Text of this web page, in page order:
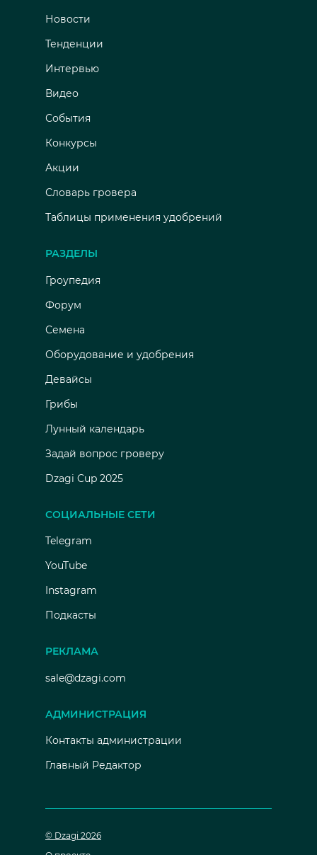
Новости
Тенденции
Интервью
Видео
События
Конкурсы
Акции
Словарь гровера
Таблицы применения удобрений
РАЗДЕЛЫ
Гроупедия
Форум
Семена
Оборудование и удобрения
Девайсы
Грибы
Лунный календарь
Задай вопрос гроверу
Dzagi Cup 2025
СОЦИАЛЬНЫЕ СЕТИ
Telegram
YouTube
Instagram
Подкасты
РЕКЛАМА
sale@dzagi.com
АДМИНИСТРАЦИЯ
Контакты администрации
Главный Редактор
© Dzagi 2026